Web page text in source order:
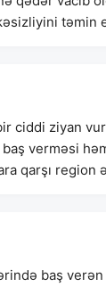
təmin
ciddi ziyan
verməsi
qarşı
baş